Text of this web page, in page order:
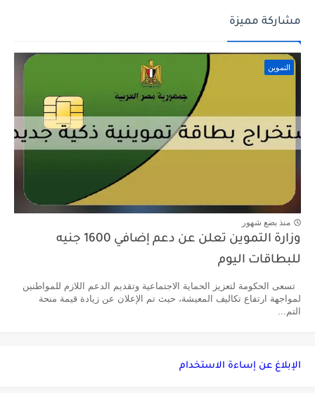
مشاركة مميزة
التموين
منذ بضع شهور
وزارة التموين تعلن عن دعم إضافي 1600 جنيه
للبطاقات اليوم
تسعى الحكومة لتعزيز الحماية الاجتماعية وتقديم الدعم اللازم للمواطنين
لمواجهة ارتفاع تكاليف المعيشة، حيث تم الإعلان عن زيادة قيمة منحة
التم...
الإبلاغ عن إساءة الاستخدام